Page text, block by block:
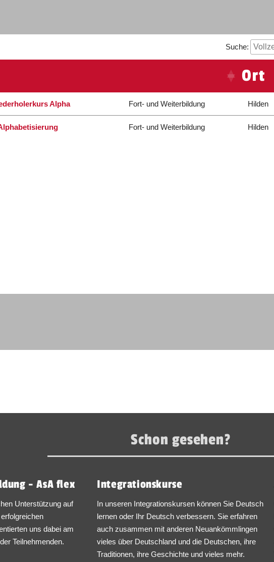
Suche:
Ort
Alpha Fort- und Weiterbildung Hilden
Fort- und Weiterbildung Hilden
Schon gesehen?
- AsA flex
Unterstützung auf
uns dabei am
Teilnehmenden.
Integrationskurse
In unseren Integrationskursen können Sie Deutsch
lernen oder Ihr Deutsch verbessern. Sie erfahren
auch zusammen mit anderen Neuankömmlingen
vieles über Deutschland und die Deutschen, ihre
Traditionen, ihre Geschichte und vieles mehr.